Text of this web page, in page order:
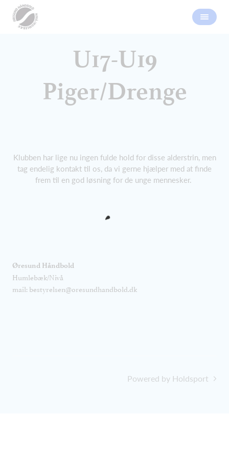
U17-U19
Piger/Drenge
Klubben har lige nu ingen fulde hold for disse alderstrin, men
tag endelig kontakt til os, da vi gerne hjælper med at finde
frem til en god løsning for de unge mennesker.
Øresund Håndbold
Humlebæk/Nivå
mail: bestyrelsen@oresundhandbold.dk
Powered by Holdsport